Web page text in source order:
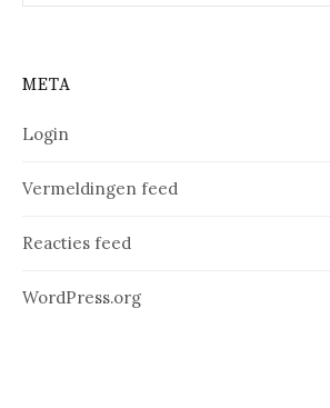
META
Login
Vermeldingen feed
Reacties feed
WordPress.org